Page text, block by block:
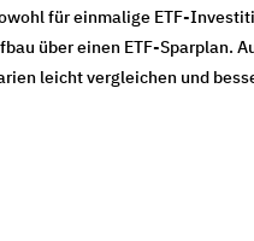
für einmalige ETF-
über einen ETF-Sparplan.
leicht vergleichen und